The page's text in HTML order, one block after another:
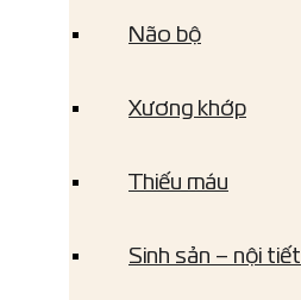
Não bộ
Xương khớp
Thiếu máu
Sinh sản – nội tiết